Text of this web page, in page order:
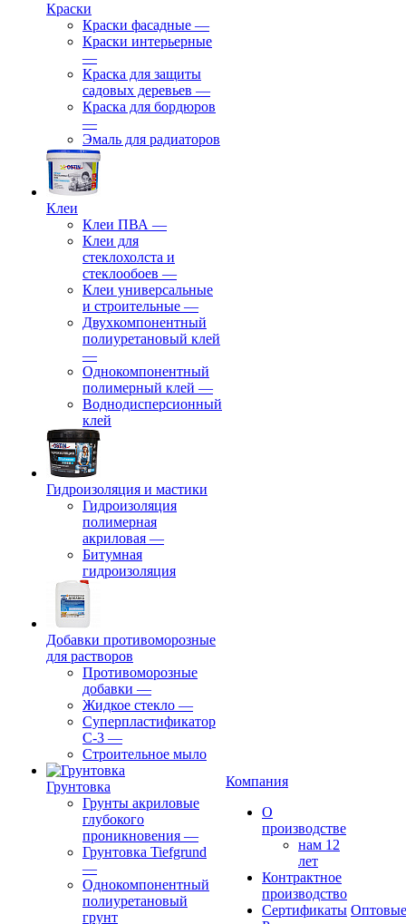
Краски
Краски фасадные —
Краски интерьерные
—
Краска для защиты
садовых деревьев —
⁠Краска для бордюров
—
Эмаль для радиаторов
Клеи
Клеи ПВА —
Клеи для
стеклохолста и
стеклообоев —
Клеи универсальные
и строительные —
Двухкомпонентный
полиуретановый клей
—
Однокомпонентный
полимерный клей —
Воднодисперсионный
клей
Гидроизоляция и мастики
Гидроизоляция
полимерная
акриловая —
Битумная
гидроизоляция
Добавки противоморозные
для растворов
Противоморозные
добавки —
Жидкое стекло —
Суперпластификатор
С-3 —
Строительное мыло
Грунтовка
Грунты акриловые
глубокого
проникновения —
Грунтовка Tiefgrund
—
Однокомпонентный
полиуретановый
грунт
Компания
О
производстве
нам 12
лет
Контрактное
производство
Сертификаты Оптовые